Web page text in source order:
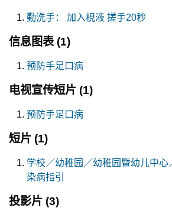
勤洗手： 加入梘液 搓手20秒
信息图表 (1)
预防手足口病
电视宣传短片 (1)
预防手足口病
短片 (1)
学校／幼稚园／幼稚园暨幼儿中心
染病指引
投影片 (3)